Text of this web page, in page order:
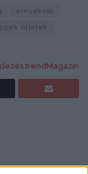
árnyékoló
ötletek
trendMagazin